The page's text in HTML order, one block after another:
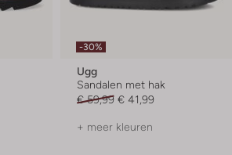
-30%
Ugg
Sandalen met hak
€ 59,99 € 41,99
+ meer kleuren